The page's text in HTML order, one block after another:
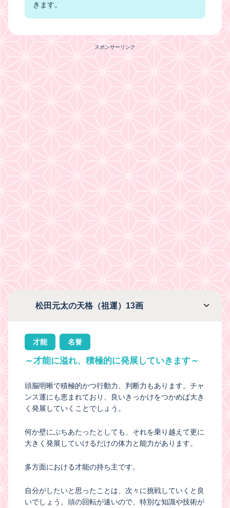
きます。
スポンサーリンク
松田元太の天格（祖運）13画
才能 名誉
～才能に溢れ、積極的に発展していきます～
頭脳明晰で積極的かつ行動力、判断力もあります。チャ
ンス運にも恵まれており、良いきっかけをつかめば大き
く発展していくことでしょう。
何か壁にぶちあたったとしても、それを乗り越えて更に
大きく発展していけるだけの体力と能力があります。
多方面における才能の持ち主です。
自分がしたいと思ったことは、次々に挑戦していくと良
いでしょう。頭の回転が速いので、特別な知識や技術が